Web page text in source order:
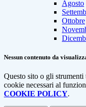
Agosto
Ottobre
Nessun contenuto da
Questo sito o gli
cookie necessari al
COOKIE POLICY.